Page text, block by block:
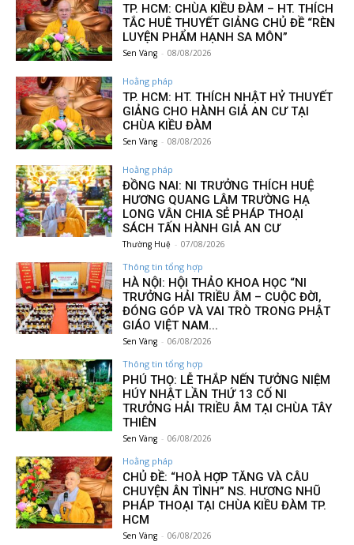
TP. HCM: CHÙA KIỀU ĐÀM – HT. THÍCH
TẮC HUÊ THUYẾT GIẢNG CHỦ ĐỀ “RÈN
LUYỆN PHẨM HẠNH SA MÔN”
Sen Vàng - 08/08/2026
Hoằng pháp
TP. HCM: HT. THÍCH NHẬT HỶ THUYẾT
GIẢNG CHO HÀNH GIẢ AN CƯ TẠI
CHÙA KIỀU ĐÀM
Sen Vàng - 08/08/2026
Hoằng pháp
ĐỒNG NAI: NI TRƯỞNG THÍCH HUỆ
HƯƠNG QUANG LÂM TRƯỜNG HẠ
LONG VÂN CHIA SẺ PHÁP THOẠI
SÁCH TẤN HÀNH GIẢ AN CƯ
Thường Huệ - 07/08/2026
Thông tin tổng hợp
HÀ NỘI: HỘI THẢO KHOA HỌC “NI
TRƯỞNG HẢI TRIỀU ÂM – CUỘC ĐỜI,
ĐÓNG GÓP VÀ VAI TRÒ TRONG PHẬT
GIÁO VIỆT NAM...
Sen Vàng - 06/08/2026
Thông tin tổng hợp
PHÚ THỌ: LỄ THẮP NẾN TƯỞNG NIỆM
HÚY NHẬT LẦN THỨ 13 CỐ NI
TRƯỞNG HẢI TRIỀU ÂM TẠI CHÙA TÂY
THIÊN
Sen Vàng - 06/08/2026
Hoằng pháp
CHỦ ĐỀ: “HOÀ HỢP TĂNG VÀ CÂU
CHUYỆN ÂN TÌNH” NS. HƯƠNG NHŨ
PHÁP THOẠI TẠI CHÙA KIỀU ĐÀM TP.
HCM
Sen Vàng - 06/08/2026